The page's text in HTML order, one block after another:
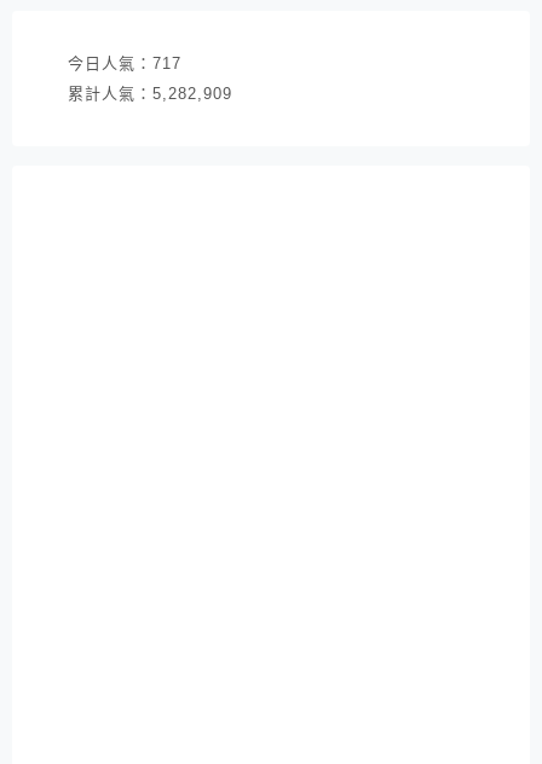
今日人氣： 717
累計人氣： 5,282,909